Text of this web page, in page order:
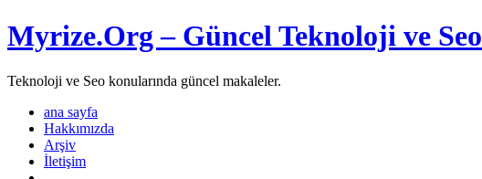
Myrize.Org – Güncel Teknoloji ve Seo
Teknoloji ve Seo konularında güncel makaleler.
ana sayfa
Hakkımızda
Arşiv
İletişim